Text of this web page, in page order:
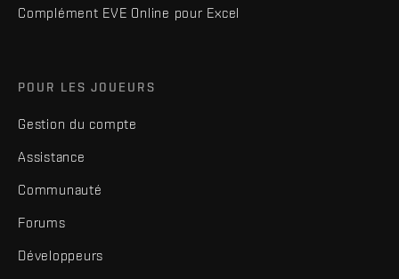
Complément EVE Online pour Excel
POUR LES JOUEURS
Gestion du compte
Assistance
Communauté
Forums
Développeurs